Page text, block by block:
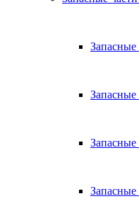
Запасные
Запасные
Запасные
Запасные